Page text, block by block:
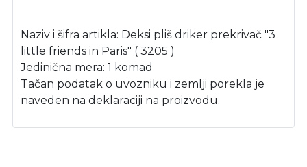
Naziv i šifra artikla: Deksi pliš driker prekrivač "3
little friends in Paris" ( 3205 )
Jedinična mera: 1 komad
Tačan podatak o uvozniku i zemlji porekla je
naveden na deklaraciji na proizvodu.